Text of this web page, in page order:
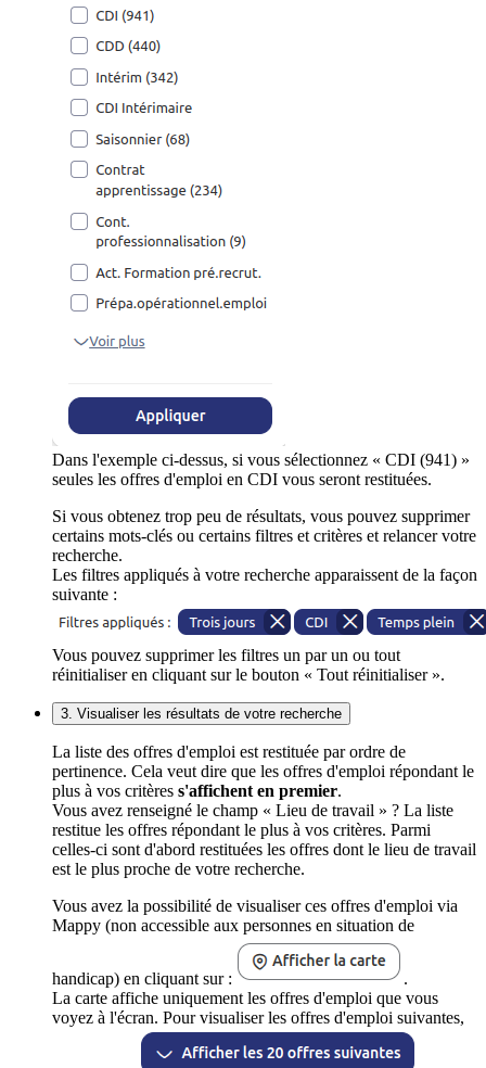
Dans l'exemple ci-dessus, si vous sélectionnez « CDI (941) »
seules les offres d'emploi en CDI vous seront restituées.
Si vous obtenez trop peu de résultats, vous pouvez supprimer
certains mots-clés ou certains filtres et critères et relancer votre
recherche.
Les filtres appliqués à votre recherche apparaissent de la façon
suivante :
Vous pouvez supprimer les filtres un par un ou tout
réinitialiser en cliquant sur le bouton « Tout réinitialiser ».
3. Visualiser les résultats de votre recherche
La liste des offres d'emploi est restituée par ordre de
pertinence. Cela veut dire que les offres d'emploi répondant le
plus à vos critères s'affichent en premier.
Vous avez renseigné le champ « Lieu de travail » ? La liste
restitue les offres répondant le plus à vos critères. Parmi
celles-ci sont d'abord restituées les offres dont le lieu de travail
est le plus proche de votre recherche.
Vous avez la possibilité de visualiser ces offres d'emploi via
Mappy (non accessible aux personnes en situation de
handicap) en cliquant sur :
.
La carte affiche uniquement les offres d'emploi que vous
voyez à l'écran. Pour visualiser les offres d'emploi suivantes,